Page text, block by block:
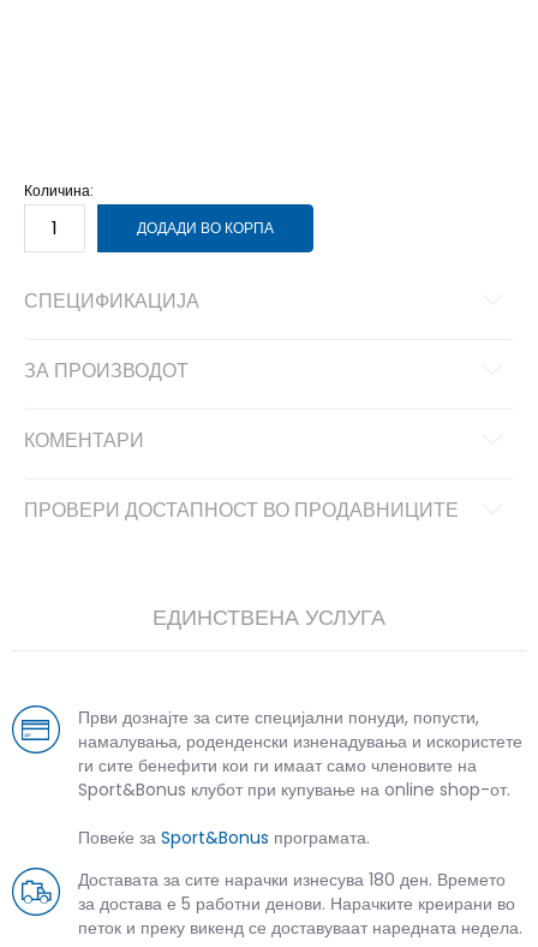
Количина:
ДОДАДИ ВО КОРПА
СПЕЦИФИКАЦИЈА
ЗА ПРОИЗВОДОТ
КОМЕНТАРИ
ПРОВЕРИ ДОСТАПНОСТ ВО ПРОДАВНИЦИТЕ
ЕДИНСТВЕНА УСЛУГА
Први дознајте за сите специјални понуди, попусти,
намалувања, роденденски изненадувања и искористете
ги сите бенефити кои ги имаат само членовите на
Sport&Bonus клубот при купување на online shop-от.
Повеќе за Sport&Bonus програмата.
Доставата за сите нарачки изнесува 180 ден. Времето
за достава е 5 работни денови. Нарачките креирани во
петок и преку викенд се доставуваат наредната недела.